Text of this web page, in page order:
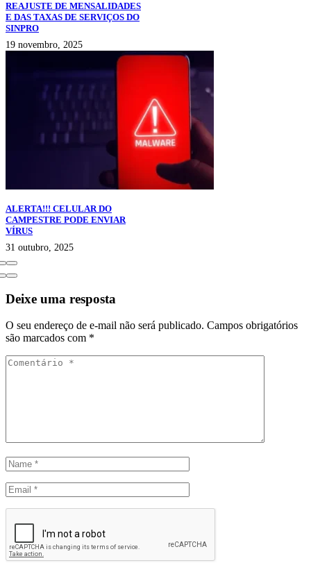
REAJUSTE DE MENSALIDADES
E DAS TAXAS DE SERVIÇOS DO
SINPRO
19 novembro, 2025
ALERTA!!! CELULAR DO
CAMPESTRE PODE ENVIAR
VÍRUS
31 outubro, 2025
Deixe uma resposta
O seu endereço de e-mail não será publicado. Campos obrigatórios
são marcados com *